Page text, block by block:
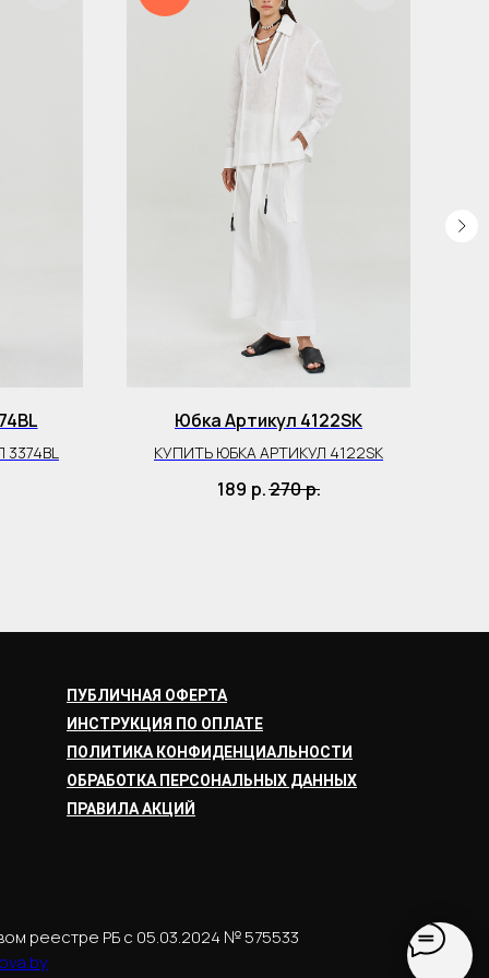
Юбка Артикул 4122SK
КУПИТЬ ЮБКА АРТИКУЛ 4122SK
189 р.270р.
ПУБЛИЧНАЯ ОФЕРТА
ИНСТРУКЦИЯ ПО ОПЛАТЕ
ПОЛИТИКА КОНФИДЕНЦИАЛЬНОСТИ
ОБРАБОТКА ПЕРСОНАЛЬНЫХ ДАННЫХ
ПРАВИЛА АКЦИЙ
реестре РБ с 05.03.2024 № 575533